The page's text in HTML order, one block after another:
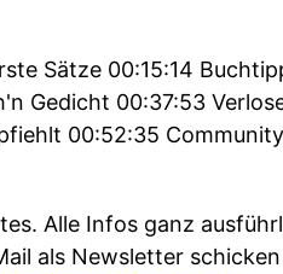
Sätze 00:15:14
Gedicht 00:37:53
00:52:35
Alle Infos ganz
als Newsletter